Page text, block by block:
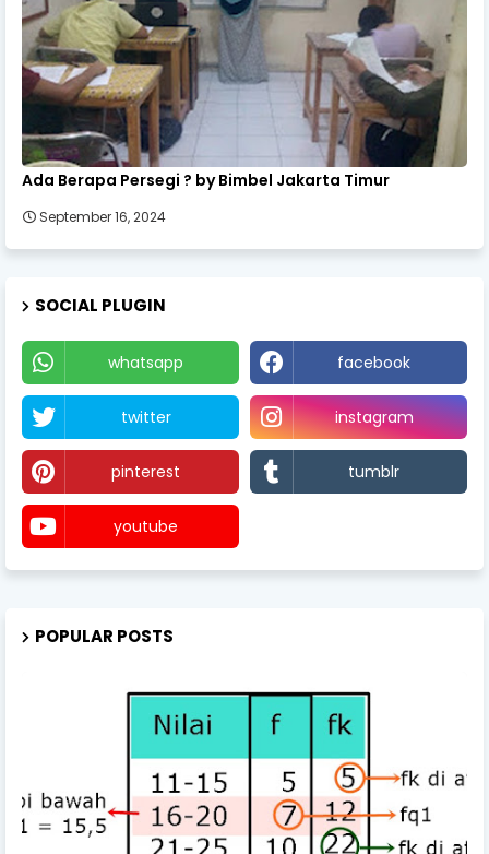
Ada Berapa Persegi ? by Bimbel Jakarta Timur
September 16, 2024
SOCIAL PLUGIN
whatsapp facebook
twitter instagram
pinterest tumblr
youtube
POPULAR POSTS